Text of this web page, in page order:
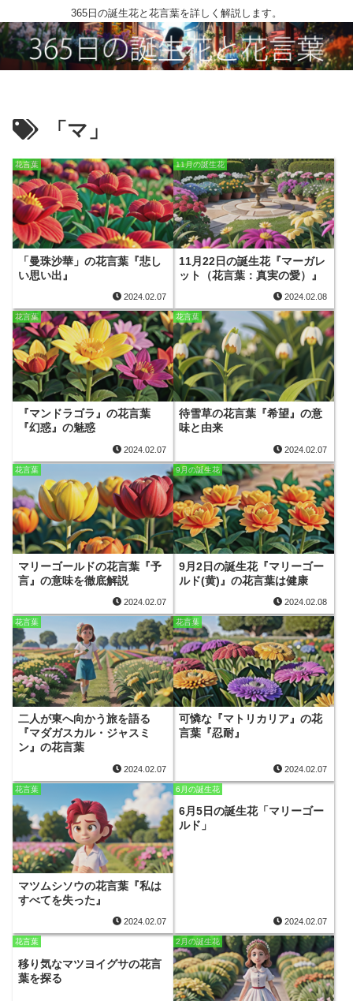
365日の誕生花と花言葉を詳しく解説します。
「マ」
花言葉
「曼珠沙華」の花言葉『悲し
い思い出』
2024.02.07
11月の誕生花
11月22日の誕生花『マーガレ
ット（花言葉：真実の愛）』
2024.02.08
花言葉
『マンドラゴラ』の花言葉
『幻惑』の魅惑
2024.02.07
花言葉
待雪草の花言葉『希望』の意
味と由来
2024.02.07
花言葉
マリーゴールドの花言葉『予
言』の意味を徹底解説
2024.02.07
9月の誕生花
9月2日の誕生花『マリーゴー
ルド(黄)』の花言葉は健康
2024.02.08
花言葉
二人が東へ向かう旅を語る
『マダガスカル・ジャスミ
ン』の花言葉
2024.02.07
花言葉
可憐な『マトリカリア』の花
言葉『忍耐』
2024.02.07
花言葉
マツムシソウの花言葉『私は
すべてを失った』
2024.02.07
6月の誕生花
6月5日の誕生花「マリーゴー
ルド」
2024.02.07
花言葉
移り気なマツヨイグサの花言
葉を探る
2月の誕生花